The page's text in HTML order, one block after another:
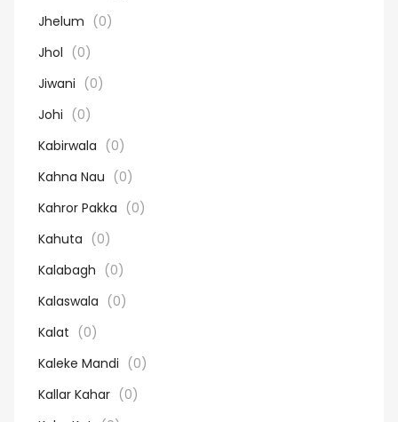
Jhelum (0)
Jhol (0)
Jiwani (0)
Johi (0)
Kabirwala (0)
Kahna Nau (0)
Kahror Pakka (0)
Kahuta (0)
Kalabagh (0)
Kalaswala (0)
Kalat (0)
Kaleke Mandi (0)
Kallar Kahar (0)